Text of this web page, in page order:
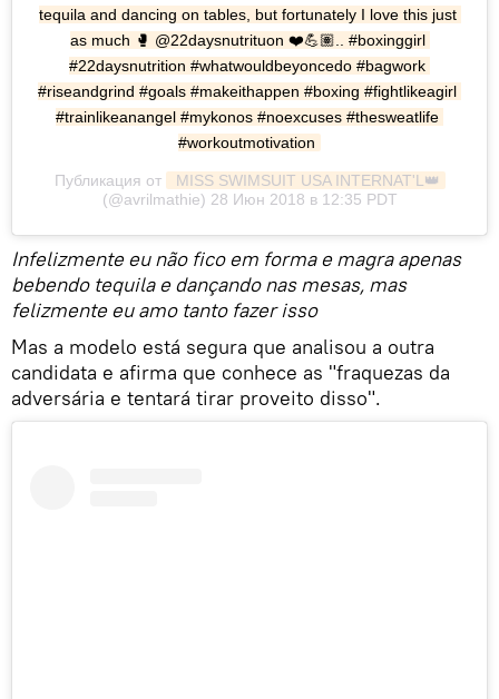
tequila and dancing on tables, but fortunately I love this just
as much 🥊 @22daysnutrituon ❤️💪🏽.. #boxinggirl
#22daysnutrition #whatwouldbeyoncedo #bagwork
#riseandgrind #goals #makeithappen #boxing #fightlikeagirl
#trainlikeanangel #mykonos #noexcuses #thesweatlife
#workoutmotivation
Публикация от
MISS SWIMSUIT USA INTERNAT'L👑
(@avrilmathie) 28 Июн 2018 в 12:35 PDT
Infelizmente eu não fico em forma e magra apenas
bebendo tequila e dançando nas mesas, mas
felizmente eu amo tanto fazer isso
Mas a modelo está segura que analisou a outra
candidata e afirma que conhece as "fraquezas da
adversária e tentará tirar proveito disso".